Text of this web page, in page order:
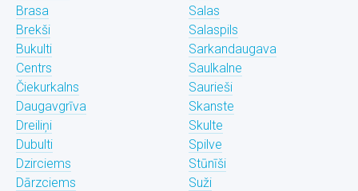
Brasa
Brekši
Bukulti
Centrs
Čiekurkalns
Daugavgrīva
Dreiliņi
Dubulti
Dzirciems
Dārzciems
Salas
Salaspils
Sarkandaugava
Saulkalne
Saurieši
Skanste
Skulte
Spilve
Stūnīši
Suži